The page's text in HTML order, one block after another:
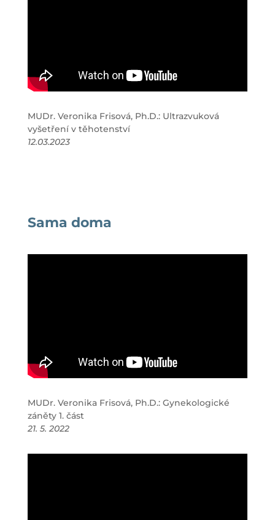
MUDr. Veronika Frisová, Ph.D.: Ultrazvuková
vyšetření v těhotenství
12.03.2023
Sama doma
MUDr. Veronika Frisová, Ph.D.: Gynekologické
záněty 1. část
21. 5. 2022